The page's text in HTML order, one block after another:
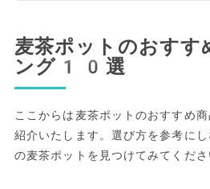
麦茶ポットのおすす
ング10選
ここからは麦茶ポットのおすすめ
紹介いたします。選び方を参考に
の麦茶ポットを見つけてみてくださ